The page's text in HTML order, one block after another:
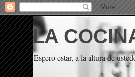
LA
Espero estar, a la altura de